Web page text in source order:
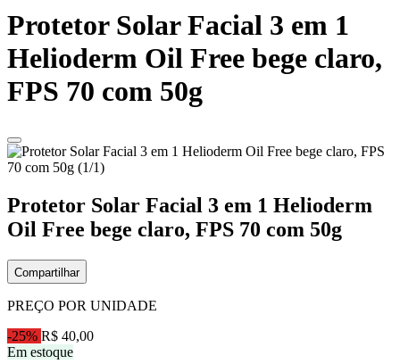
Protetor Solar Facial 3 em 1
Helioderm Oil Free bege claro,
FPS 70 com 50g
Protetor Solar Facial 3 em 1 Helioderm
Oil Free bege claro, FPS 70 com 50g
Compartilhar
PREÇO POR UNIDADE
-25% R$ 40,00
Em estoque